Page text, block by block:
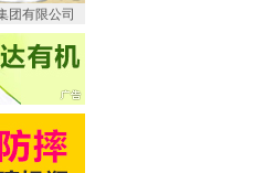
团有限公司